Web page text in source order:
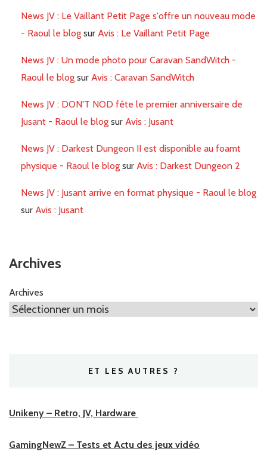
News JV : Le Vaillant Petit Page s'offre un nouveau mode
- Raoul le blog sur Avis : Le Vaillant Petit Page
News JV : Un mode photo pour Caravan SandWitch -
Raoul le blog sur Avis : Caravan SandWitch
News JV : DON'T NOD fête le premier anniversaire de
Jusant - Raoul le blog sur Avis : Jusant
News JV : Darkest Dungeon II est disponible au foamt
physique - Raoul le blog sur Avis : Darkest Dungeon 2
News JV : Jusant arrive en format physique - Raoul le blog
sur Avis : Jusant
Archives
Archives
ET LES AUTRES ?
Unikeny – Retro, JV, Hardware
GamingNewZ – Tests et Actu des jeux vidéo